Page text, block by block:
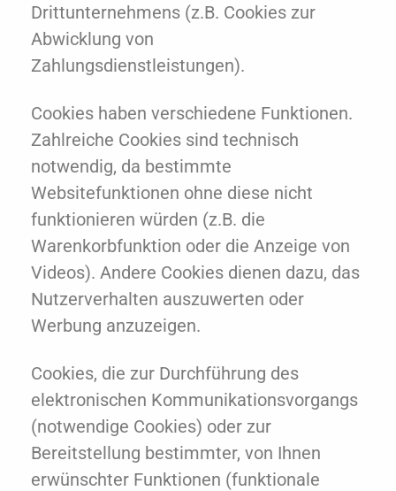
Drittunternehmens (z.B. Cookies zur
Abwicklung von
Zahlungsdienstleistungen).
Cookies haben verschiedene Funktionen.
Zahlreiche Cookies sind technisch
notwendig, da bestimmte
Websitefunktionen ohne diese nicht
funktionieren würden (z.B. die
Warenkorbfunktion oder die Anzeige von
Videos). Andere Cookies dienen dazu, das
Nutzerverhalten auszuwerten oder
Werbung anzuzeigen.
Cookies, die zur Durchführung des
elektronischen Kommunikationsvorgangs
(notwendige Cookies) oder zur
Bereitstellung bestimmter, von Ihnen
erwünschter Funktionen (funktionale